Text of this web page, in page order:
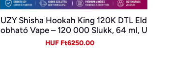
UZY Shisha Hookah King 120K DTL Eld
obható Vape – 120 000 Slukk, 64 ml, U
SB-C és LED kijelző
Sale
HUF Ft6250.00